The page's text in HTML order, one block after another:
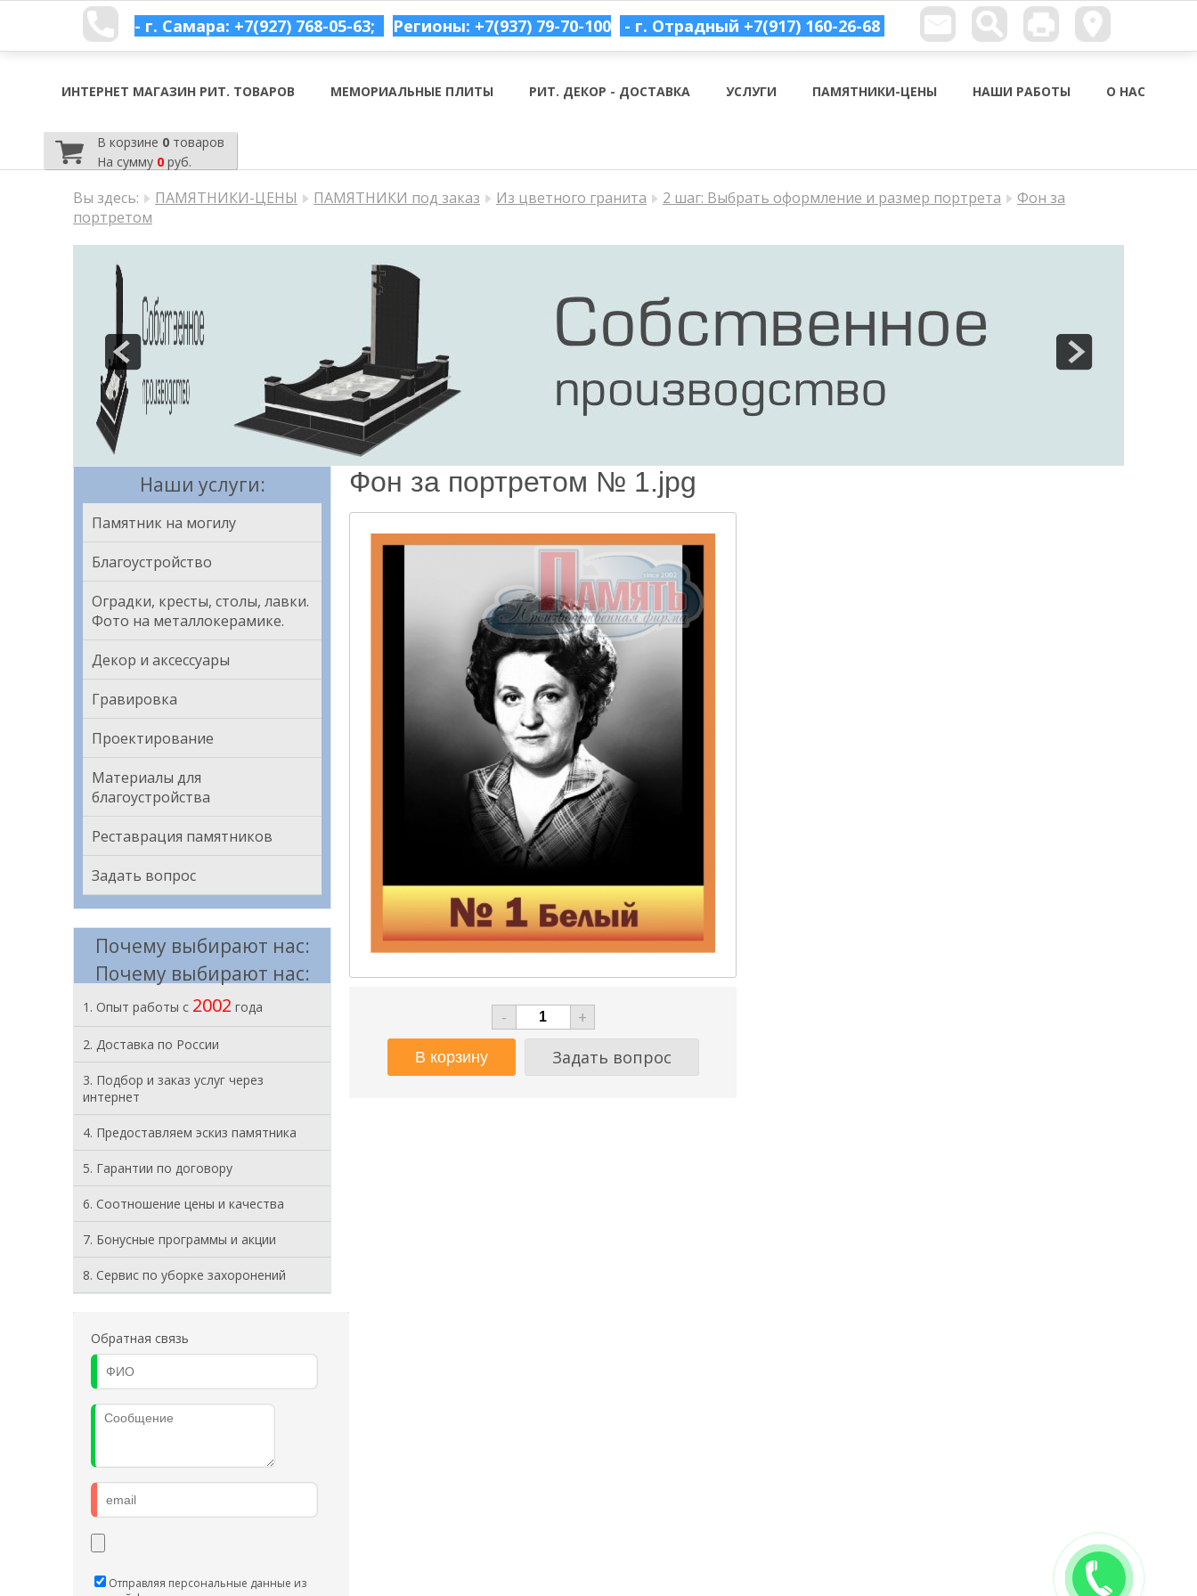
- г. Самара: +7(927) 768-05-63; Регионы: +7(937) 79-70-100 - г. Отрадный +7(917) 160-26-68
ИНТЕРНЕТ МАГАЗИН РИТ. ТОВАРОВ МЕМОРИАЛЬНЫЕ ПЛИТЫ РИТ. ДЕКОР - ДОСТАВКА УСЛУГИ ПАМЯТНИКИ-ЦЕНЫ НАШИ РАБОТЫ О НАС
В корзине 0товаров
На сумму 0руб.
Вы здесь: ПАМЯТНИКИ-ЦЕНЫ ПАМЯТНИКИ под заказ Из цветного гранита 2 шаг: Выбрать оформление и размер портрета
Фон за
портретом
Наши услуги:
Памятник на могилу
Благоустройство
Оградки, кресты, столы, лавки.
Фото на металлокерамике.
Декор и аксессуары
Гравировка
Проектирование
Материалы для
благоустройства
Реставрация памятников
Задать вопрос
Почему выбирают нас:
Почему выбирают нас:
1. Опыт работы с 2002 года
2. Доставка по России
3. Подбор и заказ услуг через
интернет
4. Предоставляем эскиз памятника
5. Гарантии по договору
6. Соотношение цены и качества
7. Бонусные программы и акции
8. Cервис по уборке захоронений
Обратная связь
Отправляя персональные данные из
Фон за портретом № 1.jpg
-
+
Задать вопрос